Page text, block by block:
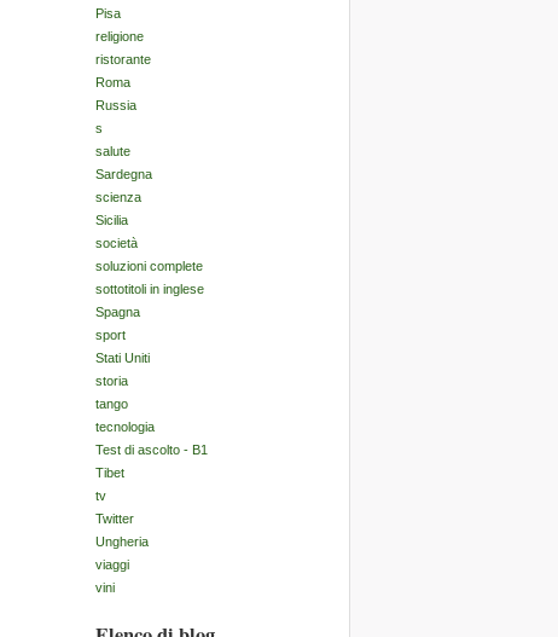
Pisa
religione
ristorante
Roma
Russia
s
salute
Sardegna
scienza
Sicilia
società
soluzioni complete
sottotitoli in inglese
Spagna
sport
Stati Uniti
storia
tango
tecnologia
Test di ascolto - B1
Tibet
tv
Twitter
Ungheria
viaggi
vini